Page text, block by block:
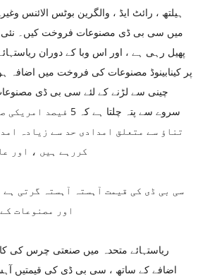
ہیلتھ ، رائٹ ایڈ ، والگرین بوٹس الائنس
میں سی بی ڈی مصنوعات فروخت کیں۔ نئی
پھیل رہی ہے ، اور اس وبا کے دوران
پر کینابینوڈ مصنوعات کی فروخت میں اضافہ
چینی سے لڑنے کے لئے سی بی ڈی
سروے سے پتہ چلتا ہے کہ
تناؤ سے متعلق امدادی حد سے زیادہ
کررہے ہیں ، اور
اور مصنوعات
ریاستہائے متحدہ میں صنعتی چرس کی
اضافے کے ساتھ ، سی بی ڈی کی قیمتیں